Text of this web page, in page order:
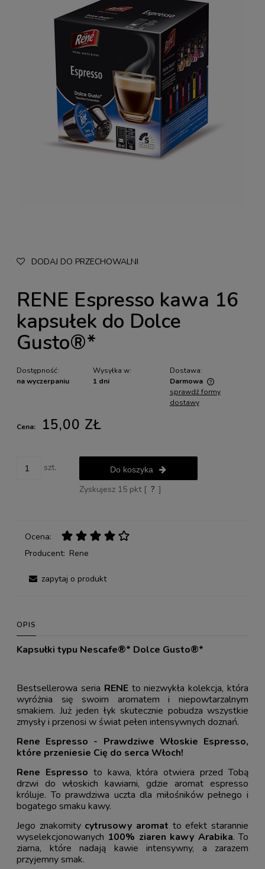
DODAJ DO PRZECHOWALNI
RENE Espresso kawa 16
kapsułek do Dolce
Gusto®*
Dostępność:
na wyczerpaniu
Wysyłka w:
1 dni
Dostawa:
Darmowa
Cena nie zawiera ewentualnych kosztów płatności
sprawdź formy
dostawy
Cena: 15,00 ZŁ
szt. Do koszyka
Zyskujesz 15pkt [ ? ]
Ocena:
Producent: Rene
zapytaj o produkt
OPIS
Kapsułki typu Nescafe®* Dolce Gusto®*
Bestsellerowa seria RENEto niezwykła kolekcja, która
wyróżnia się swoim aromatem i niepowtarzalnym
smakiem. Już jeden łyk skutecznie pobudza wszystkie
zmysły i przenosi w świat pełen intensywnych doznań.
Rene Espresso - Prawdziwe Włoskie Espresso,
które przeniesie Cię do serca Włoch!
Rene Espresso to kawa, która otwiera przed Tobą
drzwi do włoskich kawiarni, gdzie aromat espresso
króluje. To prawdziwa uczta dla miłośników pełnego i
bogatego smaku kawy.
Jego znakomity cytrusowy aromat to efekt starannie
wyselekcjonowanych 100% ziaren kawy Arabika. To
ziarna, które nadają kawie intensywny, a zarazem
przyjemny smak.